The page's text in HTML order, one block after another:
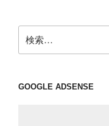
ン
索:
GOOGLE ADSENSE